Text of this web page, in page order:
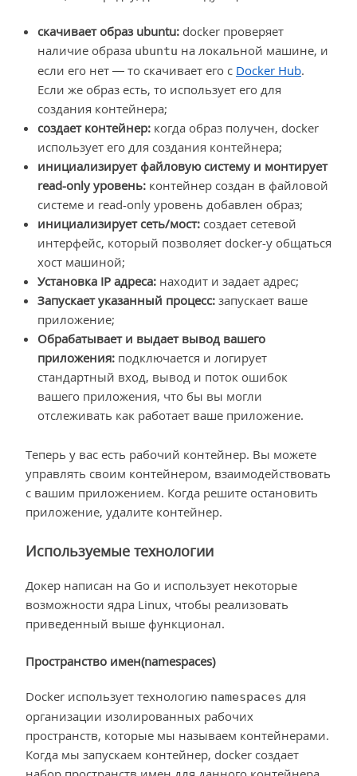
скачивает образ ubuntu: docker проверяет
наличие образа ubuntu на локальной машине, и
если его нет — то скачивает его с Docker Hub.
Если же образ есть, то использует его для
создания контейнера;
создает контейнер: когда образ получен, docker
использует его для создания контейнера;
инициализирует файловую систему и монтирует
read-only уровень: контейнер создан в файловой
системе и read-only уровень добавлен образ;
инициализирует сеть/мост: создает сетевой
интерфейс, который позволяет docker-у общаться
хост машиной;
Установка IP адреса: находит и задает адрес;
Запускает указанный процесс: запускает ваше
приложение;
Обрабатывает и выдает вывод вашего
приложения: подключается и логирует
стандартный вход, вывод и поток ошибок
вашего приложения, что бы вы могли
отслеживать как работает ваше приложение.
Теперь у вас есть рабочий контейнер. Вы можете
управлять своим контейнером, взаимодействовать
с вашим приложением. Когда решите остановить
приложение, удалите контейнер.
Используемые технологии
Докер написан на Go и использует некоторые
возможности ядра Linux, чтобы реализовать
приведенный выше функционал.
Пространство имен(namespaces)
Docker использует технологию namespaces для
организации изолированных рабочих
пространств, которые мы называем контейнерами.
Когда мы запускаем контейнер, docker создает